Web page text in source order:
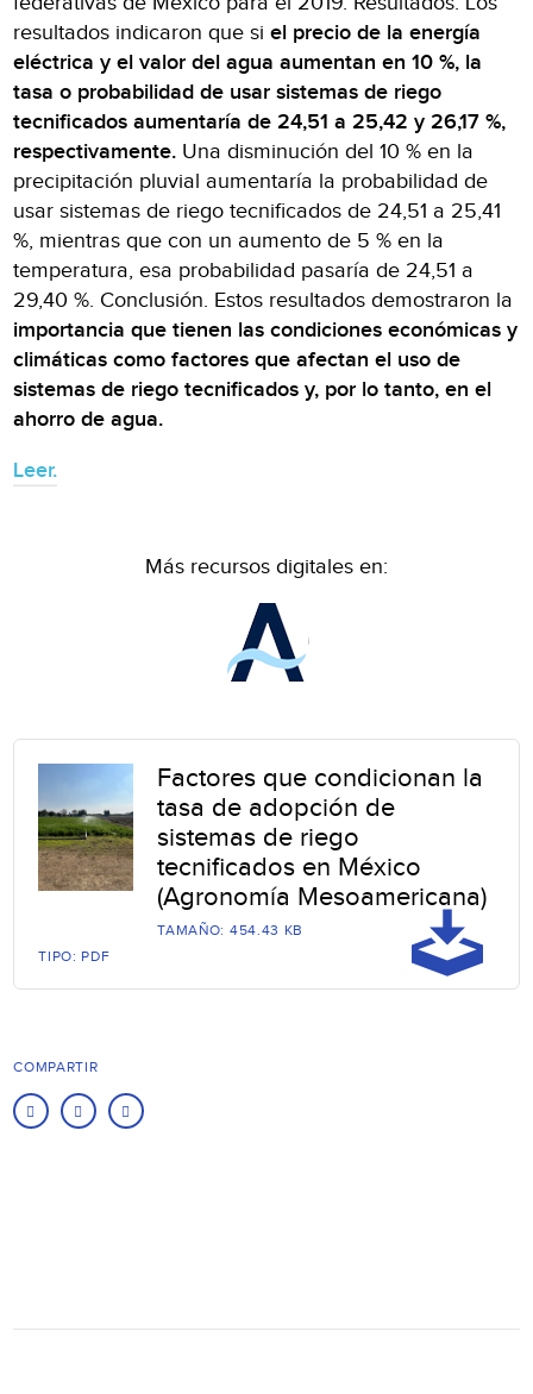
resultados indicaron que siel precio de la energía
eléctrica y el valor del agua aumentan en 10 %, la
tasa o probabilidad de usar sistemas de riego
tecnificados aumentaría de 24,51 a 25,42 y 26,17 %,
respectivamente. Una disminución del 10 % en la
precipitación pluvial aumentaría la probabilidad de
usar sistemas de riego tecnificados de 24,51 a 25,41
%, mientras que con un aumento de 5 % en la
temperatura, esa probabilidad pasaría de 24,51 a
29,40 %. Conclusión. Estos resultados demostraron la
importancia que tienen las condiciones económicas y
climáticas como factores que afectan el uso de
sistemas de riego tecnificados y, por lo tanto, en el
ahorro de agua.
Leer.
Más recursos digitales en:
Factores que condicionan la
tasa de adopción de
sistemas de riego
tecnificados en México
(Agronomía Mesoamericana)
TAMAÑO: 454.43 KB
TIPO: PDF
COMPARTIR